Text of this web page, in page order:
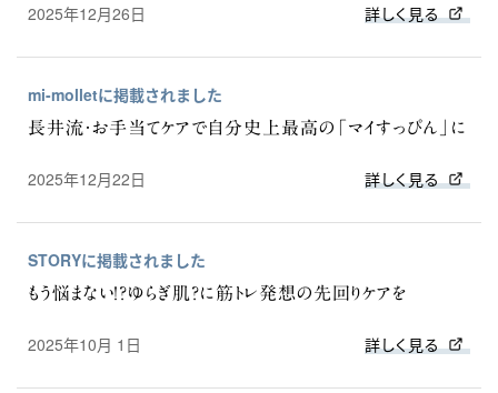
2025年12月26日 詳しく見る
mi-molletに掲載されました
長井流・お手当てケアで自分史上最高の「マイすっぴん」に
2025年12月22日 詳しく見る
STORYに掲載されました
もう悩まない！?ゆらぎ肌?に筋トレ発想の先回りケアを
2025年10月 1日 詳しく見る